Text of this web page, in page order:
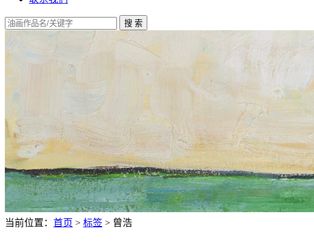
当前位置： 首页 > 标签 > 曾浩